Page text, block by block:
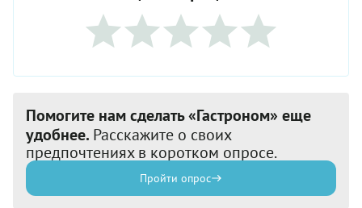
Помогите нам сделать «Гастроном» еще
удобнее. Расскажите о своих
предпочтениях в коротком опросе.
Пройти опрос